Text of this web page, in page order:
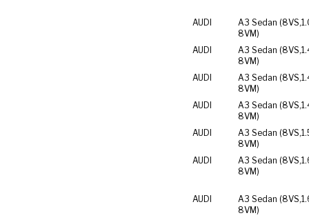
AUDI
A3 Sedan (8VS,
8VM)
AUDI
A3 Sedan (8VS,
8VM)
AUDI
A3 Sedan (8VS,
8VM)
AUDI
A3 Sedan (8VS,
8VM)
AUDI
A3 Sedan (8VS,
8VM)
AUDI
A3 Sedan (8VS,
8VM)
AUDI
A3 Sedan (8VS,
8VM)